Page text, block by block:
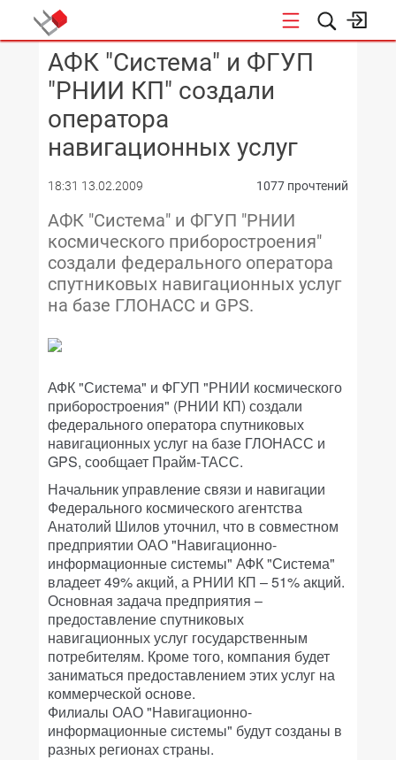
КОНФЕРЕНЦИИ
АФК "Система" и ФГУП
"РНИИ КП" создали
оператора
навигационных услуг
18:31 13.02.2009 1077 прочтений
АФК "Система" и ФГУП "РНИИ
космического приборостроения"
создали федерального оператора
спутниковых навигационных услуг
на базе ГЛОНАСС и GPS.
АФК "Система" и ФГУП "РНИИ космического
приборостроения" (РНИИ КП) создали
федерального оператора спутниковых
навигационных услуг на базе ГЛОНАСС и
GPS, сообщает Прайм-ТАСС.
Начальник управление связи и навигации
Федерального космического агентства
Анатолий Шилов уточнил, что в совместном
предприятии ОАО "Навигационно-
информационные системы" АФК "Система"
владеет 49% акций, а РНИИ КП – 51% акций.
Основная задача предприятия –
предоставление спутниковых
навигационных услуг государственным
потребителям. Кроме того, компания будет
заниматься предоставлением этих услуг на
коммерческой основе.
Филиалы ОАО "Навигационно-
информационные системы" будут созданы в
разных регионах страны.